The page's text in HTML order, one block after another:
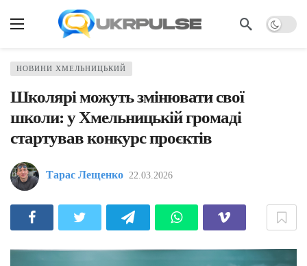
НОВИНИ ХМЕЛЬНИЦЬКИЙ
Школярі можуть змінювати свої
школи: у Хмельницькій громаді
стартував конкурс проєктів
Тарас Лещенко 22.03.2026